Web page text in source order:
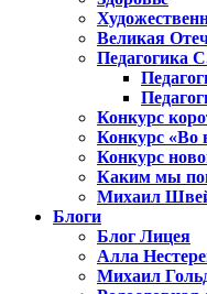
Великая
Педагогика
Конкурс
Конкурс «Во
Конкурс
Каким мы
Михаил
Блоги
Блог Лицея
Алла
Михаил